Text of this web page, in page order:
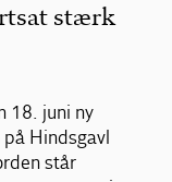
stærk
18. juni ny
Hindsgavl
står